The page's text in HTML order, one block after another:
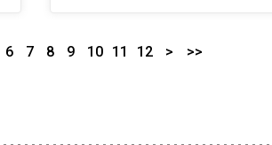
6 7 8 9 10 11 12 > >>